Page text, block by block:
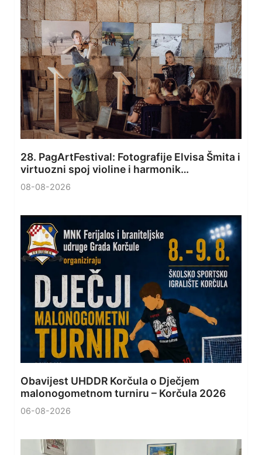
28. PagArtFestival: Fotografije Elvisa Šmita i
virtuozni spoj violine i harmonik…
08-08-2026
Obavijest UHDDR Korčula o Dječjem
malonogometnom turniru – Korčula 2026
06-08-2026